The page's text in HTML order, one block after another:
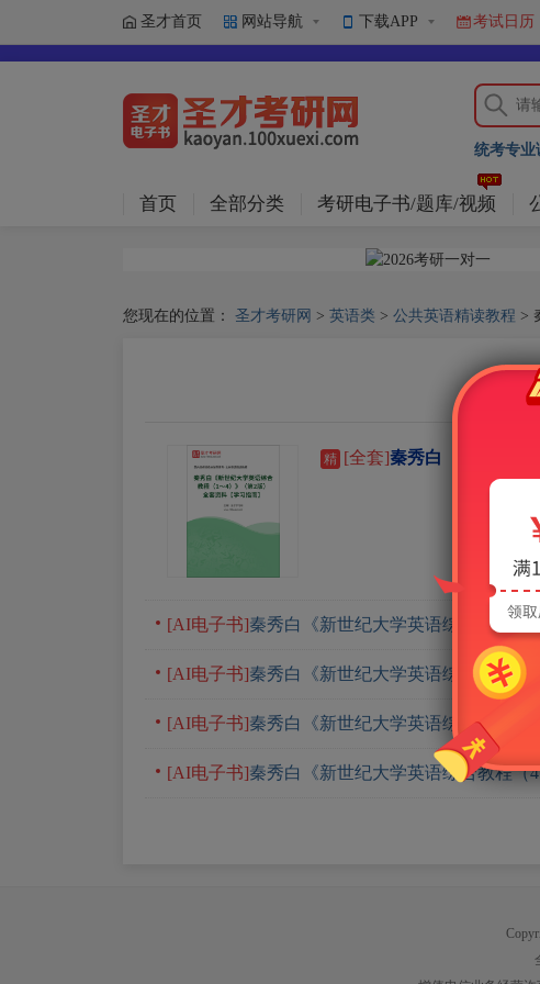
圣才首页 网站导航 下载APP 考试日历
统考专业
首页 全部分类 考研电子书/题库/视频
您现在的位置： 圣才考研网 > 英语类 > 公共英语精读教程 >
精 [全套]秦秀白《新世纪大
[AI电子书]秦秀白《新世纪大学英语综合教程
[AI电子书]秦秀白《新世纪大学英语综合教程
[AI电子书]秦秀白《新世纪大学英语综合教程
[AI电子书]秦秀白《新世纪大学英语综合教程